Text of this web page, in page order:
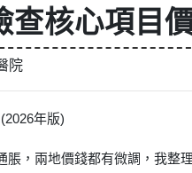
核心項目
院
年版)
，兩地價錢都有微調，我整